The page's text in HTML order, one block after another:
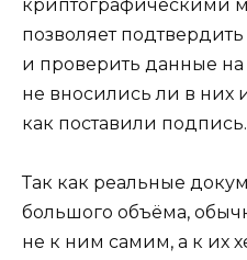
криптографическими
позволяет
и проверить данные на
не вносились ли в них
как поставили подпись.
Так как реальные
большого объёма,
не к ним самим, а к их